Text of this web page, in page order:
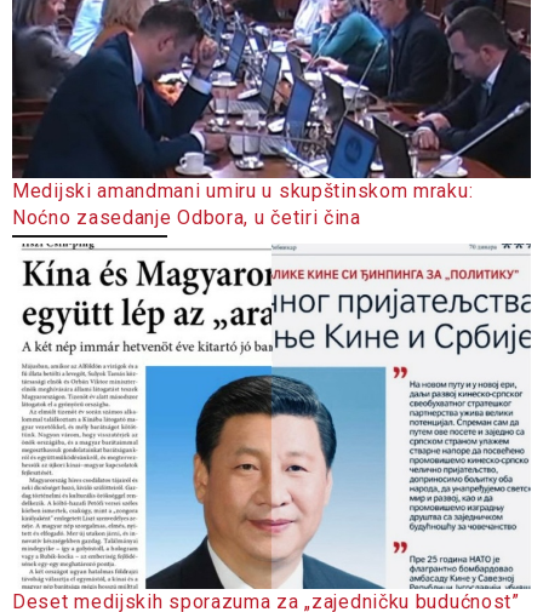
Medijski amandmani umiru u skupštinskom mraku:
Noćno zasedanje Odbora, u četiri čina
Deset medijskih sporazuma za „zajedničku budućnost”